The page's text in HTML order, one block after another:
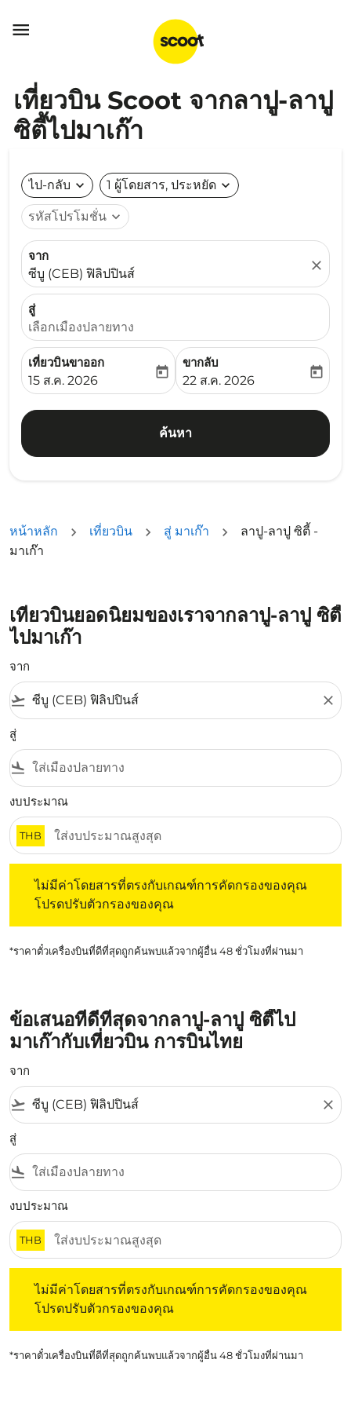

เที่ยวบิน Scoot จากลาปู-ลาปู
ซิตี้ไปมาเก๊า
ไป-กลับ expand_more 1 ผู้โดยสาร, ประหยัด expand_more
รหัสโปรโมชั่น expand_more
จาก
ซีบู (CEB) ฟิลิปปินส์
close
สู่
เลือกเมืองปลายทาง
เที่ยวบินขาออก
fc-booking-departure-date-aria-label
15 ส.ค. 2026
today
ขากลับ
fc-booking-return-date-
22 ส.ค. 2026
today
ค้นหา
หน้าหลัก เที่ยวบิน สู่ มาเก๊า
ลาปู-ลาปู ซิตี้ -
มาเก๊า
เที่ยวบินยอดนิยมของเราจากลาปู-ลาปู ซิตี้
ไปมาเก๊า
จาก
flight_takeoff close
สู่
flight_land
งบประมาณ
THB
ไม่มีค่าโดยสารที่ตรงกับเกณฑ์การคัดกรองของคุณ
โปรดปรับตัวกรองของคุณ
*ราคาตั๋วเครื่องบินที่ดีที่สุดถูกค้นพบแล้วจากผู้อื่น 48 ชั่วโมงที่ผ่านมา
ข้อเสนอที่ดีที่สุดจากลาปู-ลาปู ซิตี้ไป
มาเก๊ากับเที่ยวบิน การบินไทย
จาก
flight_takeoff close
สู่
flight_land
งบประมาณ
THB
ไม่มีค่าโดยสารที่ตรงกับเกณฑ์การคัดกรองของคุณ
โปรดปรับตัวกรองของคุณ
*ราคาตั๋วเครื่องบินที่ดีที่สุดถูกค้นพบแล้วจากผู้อื่น 48 ชั่วโมงที่ผ่านมา